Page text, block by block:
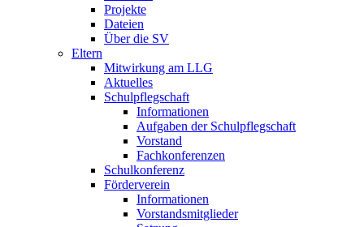
Projekte
Dateien
Über die SV
Eltern
Mitwirkung am LLG
Aktuelles
Schulpflegschaft
Informationen
Aufgaben der Schulpflegschaft
Vorstand
Fachkonferenzen
Schulkonferenz
Förderverein
Informationen
Vorstandsmitglieder